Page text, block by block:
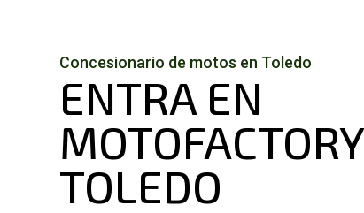
Concesionario de motos en Toledo
ENTRA EN
MOTOFACTORY
TOLEDO